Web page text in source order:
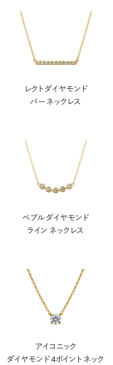
レクト ダイヤモンド
バー ネックレス
ペブル ダイヤモンド
ライン ネックレス
アイコニック
ダイヤモンド 4ポイント ネック